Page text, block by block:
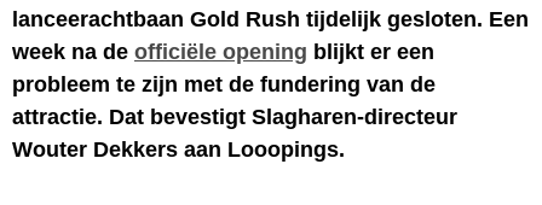
lanceerachtbaan Gold Rush tijdelijk gesloten. Een
week na de officiële opening blijkt er een
probleem te zijn met de fundering van de
attractie. Dat bevestigt Slagharen-directeur
Wouter Dekkers aan Looopings.